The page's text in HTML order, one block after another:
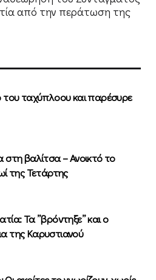
από την περάτωση της
του ταχύπλοου και παρέσυρε
στη βαλίτσα – Ανοικτό το
της Τετάρτης
Τα ”βρόντηξε” και ο
της Καρυστιανού